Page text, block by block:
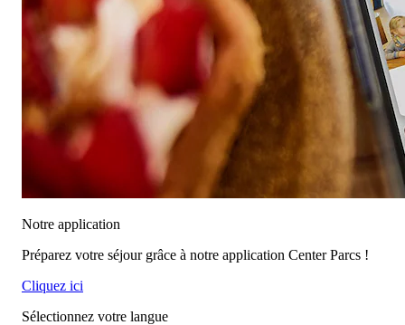
Notre application
Préparez votre séjour grâce à notre application Center Parcs !
Cliquez ici
Sélectionnez votre langue